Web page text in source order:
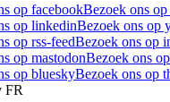
op facebookBezoek ons
op linkedinBezoek ons op
op rss-feedBezoek ons op
op mastodonBezoek ons
op blueskyBezoek ons op
FR